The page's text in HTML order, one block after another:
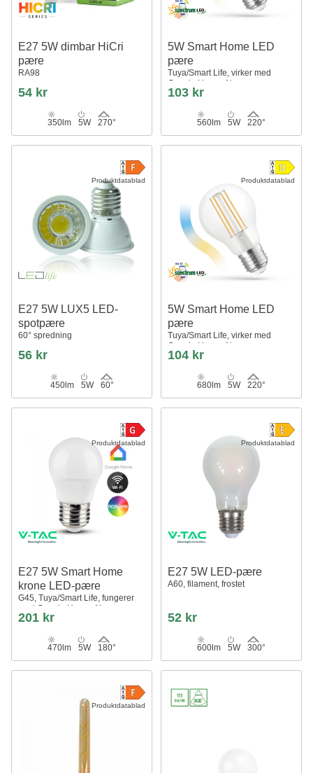
E27 5W dimbar HiCri
pære
RA98
54 kr
350lm 5W 270°
5W Smart Home LED
pære
Tuya/Smart Life, virker med
Google Home, Alexa og
smartphones, A60, E27
103 kr
560lm 5W 220°
Produktdatablad
E27 5W LUX5 LED-
spotpære
60° spredning
56 kr
450lm 5W 60°
Produktdatablad
5W Smart Home LED
pære
Tuya/Smart Life, virker med
Google Home, Alexa og
smartphones, A60, E27
104 kr
680lm 5W 220°
Produktdatablad
E27 5W Smart Home
krone LED-pære
G45, Tuya/Smart Life, fungerer
med Google Home, Alexa og
smarttelefoner
201 kr
470lm 5W 180°
Produktdatablad
E27 5W LED-pære
A60, filament, frostet
52 kr
600lm 5W 300°
Produktdatablad